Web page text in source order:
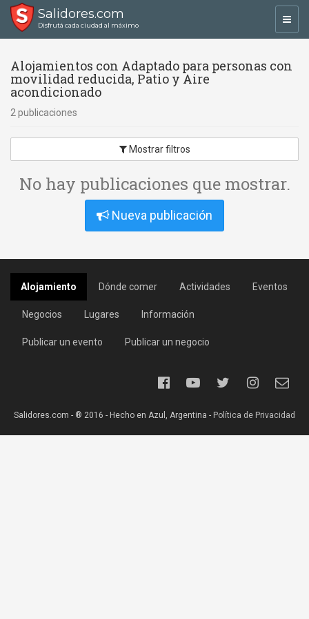
Salidores.com
Disfrutá cada ciudad al máximo
Alojamientos con Adaptado para personas con
movilidad reducida, Patio y Aire
acondicionado
2 publicaciones
Mostrar filtros
No hay publicaciones que mostrar.
Nueva publicación
Alojamiento Dónde comer Actividades Eventos
Negocios Lugares Información
Publicar un evento Publicar un negocio
Salidores.com - ® 2016 - Hecho en Azul, Argentina - Política de Privacidad